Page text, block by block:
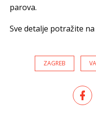
parova.
Sve detalje potražite na
ZAGREB